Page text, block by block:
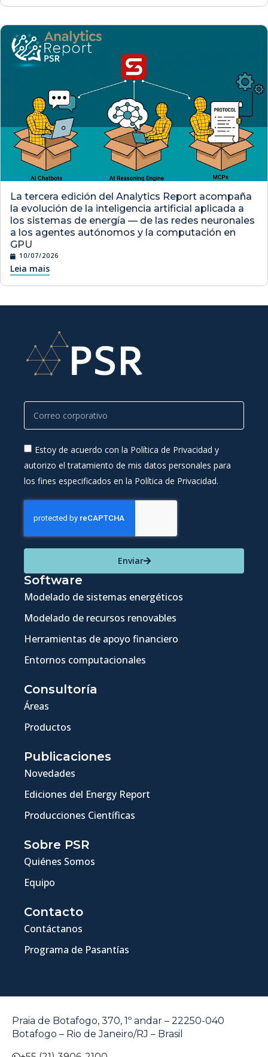
La tercera edición del Analytics Report acompaña
la evolución de la inteligencia artificial aplicada a
los sistemas de energía — de las redes neuronales
a los agentes autónomos y la computación en
GPU
10/07/2026
Leia mais
Estoy de acuerdo con la Política de Privacidad y
autorizo el tratamiento de mis datos personales para
los fines especificados en la Política de Privacidad.
Enviar
Software
Modelado de sistemas energéticos
Modelado de recursos renovables
Herramientas de apoyo financiero
Entornos computacionales
Consultoría
Áreas
Productos
Publicaciones
Novedades
Ediciones del Energy Report
Producciones Científicas
Sobre PSR
Quiénes Somos
Equipo
Contacto
Contáctanos
Programa de Pasantías
Praia de Botafogo, 370, 1º andar – 22250-040
Botafogo – Rio de Janeiro/RJ – Brasil